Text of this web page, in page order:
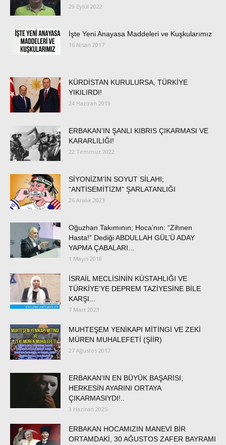
29 Eylül 2022
İşte Yeni Anayasa Maddeleri ve Kuşkularımız
16 Nisan 2017
KÜRDİSTAN KURULURSA, TÜRKİYE
YIKILIRDI!
24 Haziran 2019
ERBAKAN’IN ŞANLI KIBRIS ÇIKARMASI VE
KARARLILIĞI!
22 Temmuz 2022
SİYONİZM’İN SOYUT SİLAHI;
“ANTİSEMİTİZM” ŞARLATANLIĞI
26 Aralık 2023
Oğuzhan Takımının; Hoca’nın: “Zihnen
Hasta!” Dediği ABDULLAH GÜL’Ü ADAY
YAPMA ÇABALARI...
1 Mayıs 2018
İSRAİL MECLİSİNİN KÜSTAHLIĞI VE
TÜRKİYE’YE DEPREM TAZİYESİNE BİLE
KARŞI...
7 Mart 2023
MUHTEŞEM YENİKAPI MİTİNGİ VE ZEKİ
MÜREN MUHALEFETİ (ŞİİR)
27 Ağustos 2017
ERBAKAN’IN EN BÜYÜK BAŞARISI;
HERKESİN AYARINI ORTAYA
ÇIKARMASIYDI!..
3 Haziran 2025
ERBAKAN HOCAMIZIN MANEVİ BİR
ORTAMDAKİ, 30 AĞUSTOS ZAFER BAYRAMI